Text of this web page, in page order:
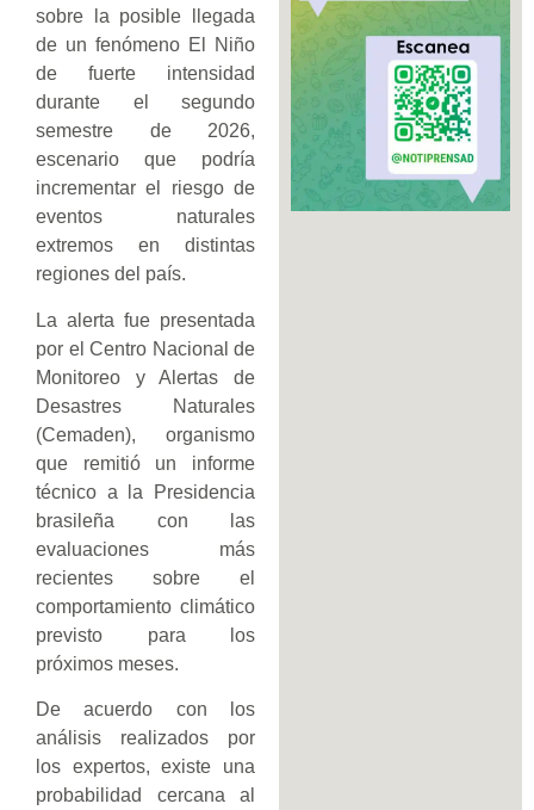
sobre la posible llegada
de un fenómeno El Niño
de fuerte intensidad
durante el segundo
semestre de 2026,
escenario que podría
incrementar el riesgo de
eventos naturales
extremos en distintas
regiones del país.
La alerta fue presentada
por el Centro Nacional de
Monitoreo y Alertas de
Desastres Naturales
(Cemaden), organismo
que remitió un informe
técnico a la Presidencia
brasileña con las
evaluaciones más
recientes sobre el
comportamiento climático
previsto para los
próximos meses.
De acuerdo con los
análisis realizados por
los expertos, existe una
probabilidad cercana al